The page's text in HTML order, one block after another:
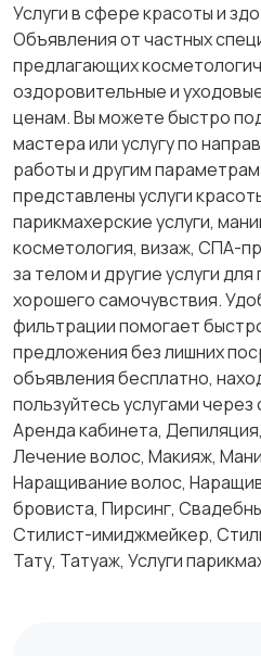
Другое
Услуги в сфере красоты и
Объявления от частных
предлагающих
оздоровительные и
ценам. Вы можете быстро
мастера или услугу по
работы и другим
представлены услуги
парикмахерские услуги,
косметология, визаж, СПА-
за телом и другие услуги
хорошего самочувствия.
фильтрации помогает
предложения без лишних
объявления бесплатно,
пользуйтесь услугами
Аренда кабинета,
Лечение волос, Макияж,
Наращивание волос,
бровиста, Пирсинг,
Стилист-имиджмейкер,
Тату, Татуаж, Услуги